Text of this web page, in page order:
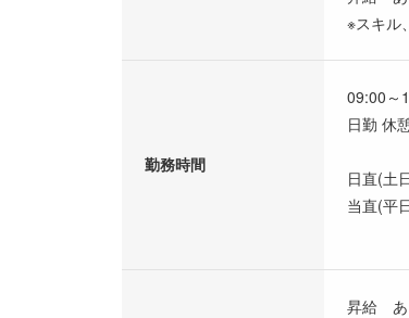
※スキル
勤務時間
09:00～
日勤
日直(土
当直(
昇給 あ